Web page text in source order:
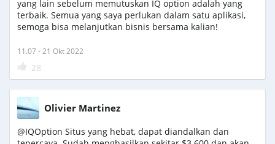
yang lain sebelum memutuskan IQ option adalah yang
terbaik. Semua yang saya perlukan dalam satu aplikasi,
semoga bisa melanjutkan bisnis bersama kalian!
11.07 - 21 Okt 2022
28
Olivier Martinez
@IQOption Situs yang hebat, dapat diandalkan dan